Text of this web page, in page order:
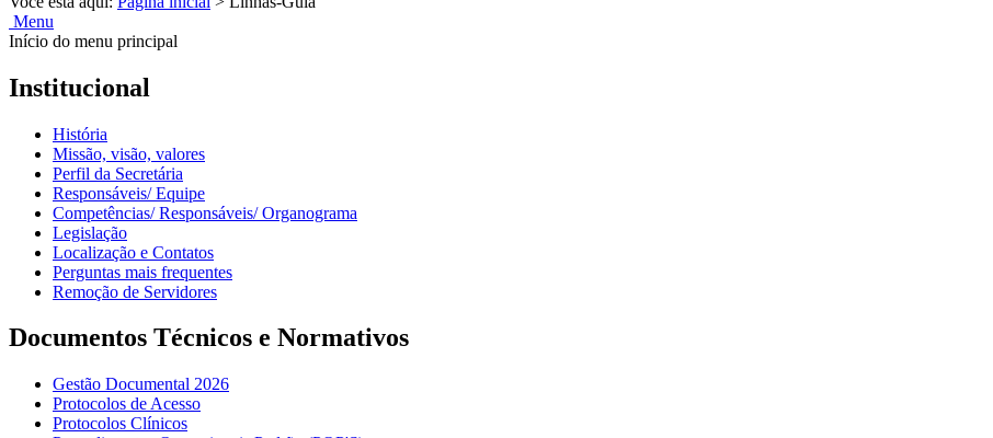
Menu
Início do menu principal
Institucional
História
Missão, visão, valores
Perfil da Secretária
Responsáveis/ Equipe
Competências/ Responsáveis/ Organograma
Legislação
Localização e Contatos
Perguntas mais frequentes
Remoção de Servidores
Documentos Técnicos e Normativos
Gestão Documental 2026
Protocolos de Acesso
Protocolos Clínicos